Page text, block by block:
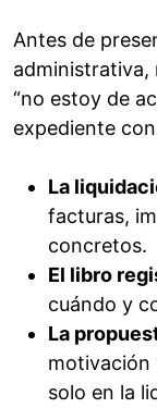
Antes de
administrativa,
“no estoy de
expediente
La
facturas,
concretos.
El libro
cuándo y
La
motivación
solo en la